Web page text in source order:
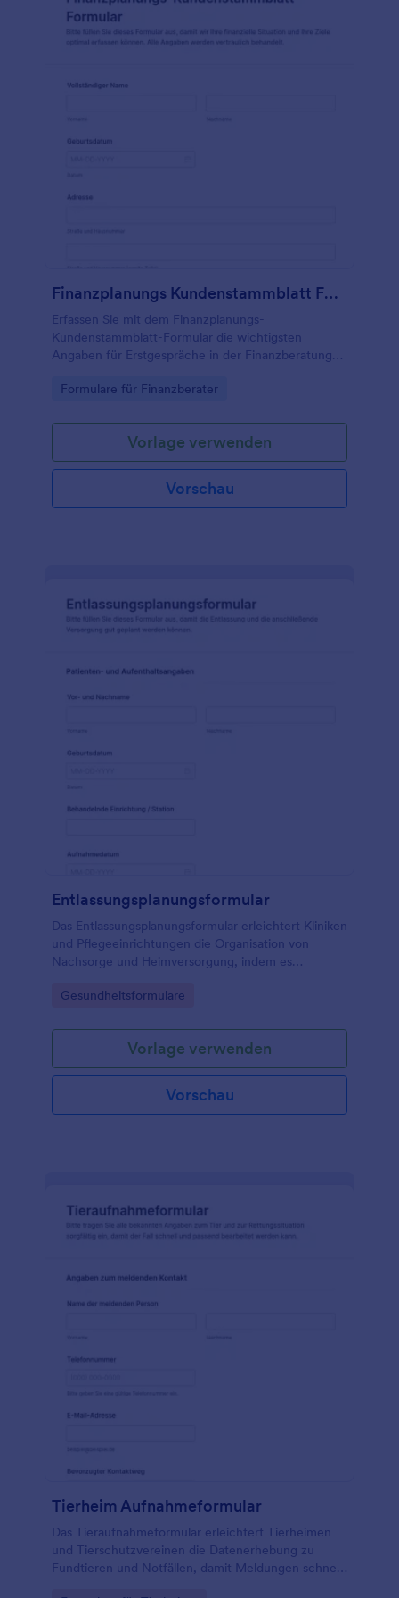
Finanzplanungs Kundenstammblatt Formular
Erfassen Sie mit dem Finanzplanungs-
Kundenstammblatt-Formular die wichtigsten
Angaben für Erstgespräche in der Finanzberatung
Formularantwort zentral mit Jotform.
Go to Category:
Formulare für Finanzberater
Vorlage verwenden
Vorschau
Entlassungsplanungsformular
Das Entlassungsplanungsformular erleichtert Kliniken
und Pflegeeinrichtungen die Organisation von
Nachsorge und Heimversorgung, indem es
sicher für die weitere Bearbeitung bereitstellt.
Go to Category:
Gesundheitsformulare
Vorlage verwenden
Vorschau
Tierheim Aufnahmeformular
Das Tieraufnahmeformular erleichtert Tierheimen
und Tierschutzvereinen die Datenerhebung zu
Fundtieren und Notfällen, damit Meldungen schnell